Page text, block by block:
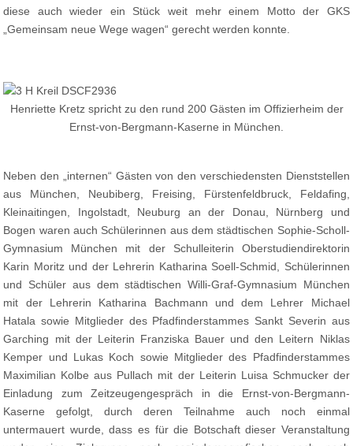
diese auch wieder ein Stück weit mehr einem Motto der GKS
„Gemeinsam neue Wege wagen“ gerecht werden konnte.
Henriette Kretz spricht zu den rund 200 Gästen im Offizierheim der
Ernst-von-Bergmann-Kaserne in München.
Neben den „internen“ Gästen von den verschiedensten Dienststellen
aus München, Neubiberg, Freising, Fürstenfeldbruck, Feldafing,
Kleinaitingen, Ingolstadt, Neuburg an der Donau, Nürnberg und
Bogen waren auch Schülerinnen aus dem städtischen Sophie-Scholl-
Gymnasium München mit der Schulleiterin Oberstudiendirektorin
Karin Moritz und der Lehrerin Katharina Soell-Schmid, Schülerinnen
und Schüler aus dem städtischen Willi-Graf-Gymnasium München
mit der Lehrerin Katharina Bachmann und dem Lehrer Michael
Hatala sowie Mitglieder des Pfadfinderstammes Sankt Severin aus
Garching mit der Leiterin Franziska Bauer und den Leitern Niklas
Kemper und Lukas Koch sowie Mitglieder des Pfadfinderstammes
Maximilian Kolbe aus Pullach mit der Leiterin Luisa Schmucker der
Einladung zum Zeitzeugengespräch in die Ernst-von-Bergmann-
Kaserne gefolgt, durch deren Teilnahme auch noch einmal
untermauert wurde, dass es für die Botschaft dieser Veranstaltung